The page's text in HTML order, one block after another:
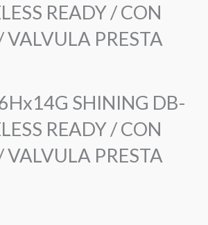
READY / CON
VALVULA PRESTA
SHINING DB-
READY / CON
VALVULA PRESTA